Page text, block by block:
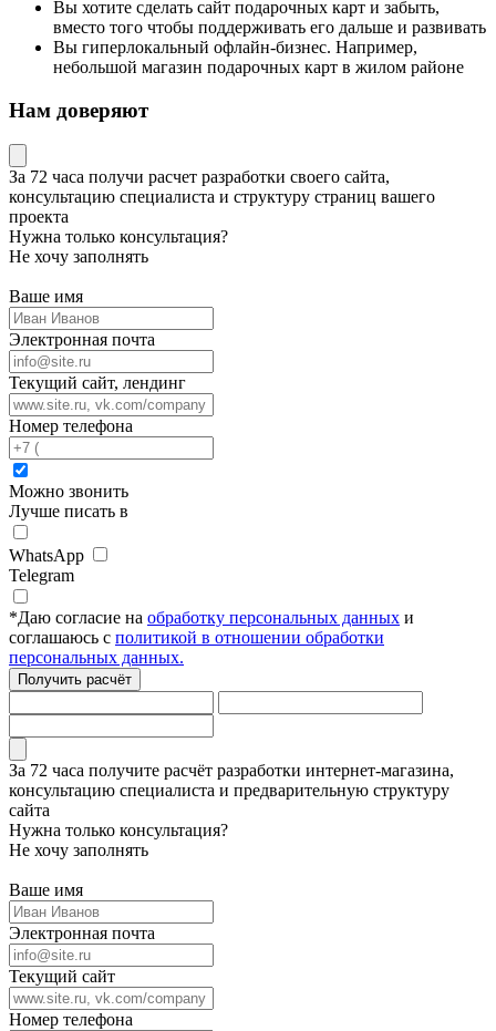
Вы хотите сделать сайт подарочных карт и забыть,
вместо того чтобы поддерживать его дальше и развивать
Вы гиперлокальный офлайн-бизнес. Например,
небольшой магазин подарочных карт в жилом районе
Нам доверяют
За 72 часа получи расчет разработки своего сайта,
консультацию специалиста и структуру страниц вашего
проекта
Нужна только консультация?
Не хочу заполнять
Ваше имя
Электронная почта
Текущий сайт, лендинг
Номер телефона
Можно звонить
Лучше писать в
WhatsApp
Telegram
*Даю согласие на обработку персональных данных и
соглашаюсь с политикой в отношении обработки
персональных данных.
Получить расчёт
За 72 часа получите расчёт разработки интернет-магазина,
консультацию специалиста и предварительную структуру
сайта
Нужна только консультация?
Не хочу заполнять
Ваше имя
Электронная почта
Текущий сайт
Номер телефона